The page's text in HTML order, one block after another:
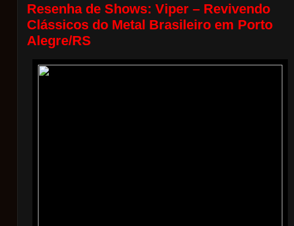
Resenha de Shows: Viper – Revivendo
Clássicos do Metal Brasileiro em Porto
Alegre/RS